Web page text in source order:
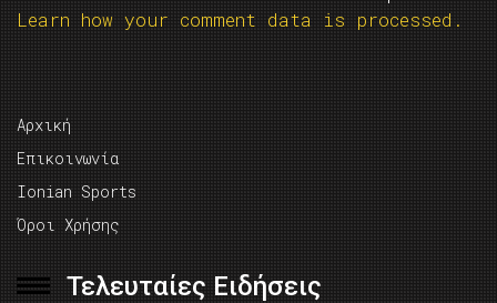
Learn how your comment data is processed.
Αρχική
Επικοινωνία
Ionian Sports
Όροι Χρήσης
Τελευταίες Ειδήσεις